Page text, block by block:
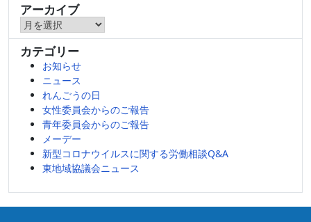
アーカイブ
ア
ー
カ
カテゴリー
お知らせ
ニュース
れんごうの日
女性委員会からのご報告
青年委員会からのご報告
メーデー
新型コロナウイルスに関する労働相談Q&A
東地域協議会ニュース